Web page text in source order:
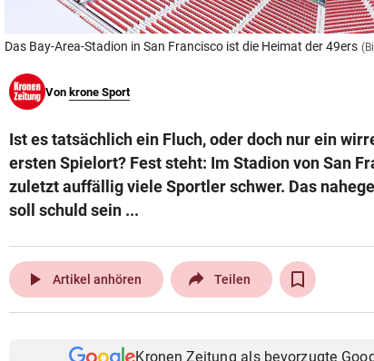
Das Bay-Area-Stadion in San Francisco ist die Heimat der 49ers
Von krone Sport
Ist es tatsächlich ein Fluch, oder doch nur ein
ersten Spielort? Fest steht: Im Stadion von San
zuletzt auffällig viele Sportler schwer. Das
soll schuld sein ...
play_arrow Artikel anhören Teilen
Kronen Zeitung als bevorzugte